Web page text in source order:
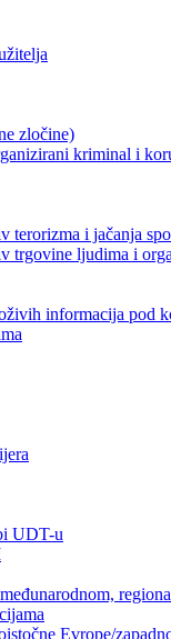
zločine)
kriminal i
terorizma i jačanja
trgovine ljudima i
informacija pod
UDT-u
Evrope/